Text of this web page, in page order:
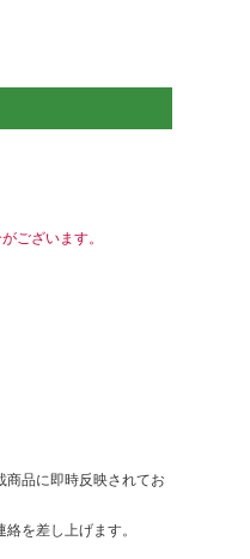
ございます。
商品に即時反映されてお
を差し上げます。